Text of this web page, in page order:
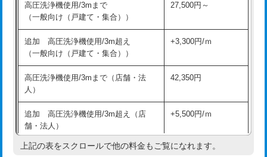
追加人工 16,500円
廃棄・処分 現場見積
※給水管工事は20mmまでの価格です。
給水管工事※（バンド止め)
給水管工事※（支持金具設置) 5,500円
給水管工事※（保温材使用（バンド止
め込み）)
5,500円
給水管工事※（土の掘削・埋め戻し作
業)
11,000円
給水管工事※（塩ビ管（VP・HI）使
用/3ｍまで)
高圧洗浄機使用/3mまで
（一般向け（戸建て・集合））
27,500円～
追加 高圧洗浄機使用/3m超え
（一般向け（戸建て・集合））
+3,300円/ｍ
高圧洗浄機使用/3mまで（店舗・法
人）
42,350円
追加 高圧洗浄機使用/3m超え（店
舗・法人）
+5,500円/ｍ
高度高圧洗浄換 現地調査
上記の表をスクロールで他の料金もご覧になれます。